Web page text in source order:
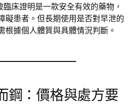
臨床證明是一款安全有效的藥物，
礙患者。但長期使用是否對早泄的
根據個人體質與具體情況判斷。
鋼：價格與處方要